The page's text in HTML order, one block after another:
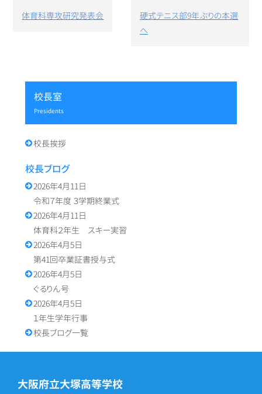
稿体育科専攻研究発表会
硬式テニス部9年ぶりの本選
へ
校長室
presidents
校長挨拶
校長ブログ
2026年4月11日
令和７年度 ３学期終業式
2026年4月11日
体育科２年生 スキー実習
2026年4月5日
第41回卒業証書授与式
2026年4月5日
ぐるりん号
2026年4月5日
１年生学年行事
校長ブログ一覧
大阪府立大塚高等学校